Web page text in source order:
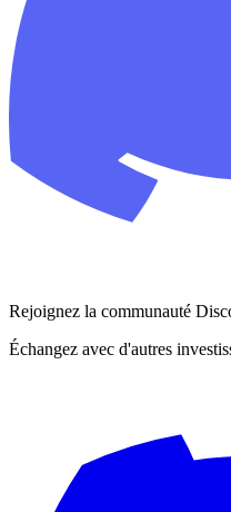
Rejoignez la communauté
Échangez avec d'autres